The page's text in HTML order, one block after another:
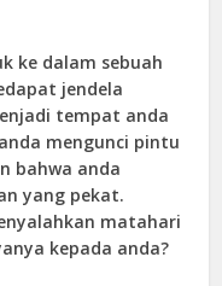
ke dalam sebuah
jendela
tempat anda
mengunci pintu
bahwa anda
yang pekat.
matahari
kepada anda?